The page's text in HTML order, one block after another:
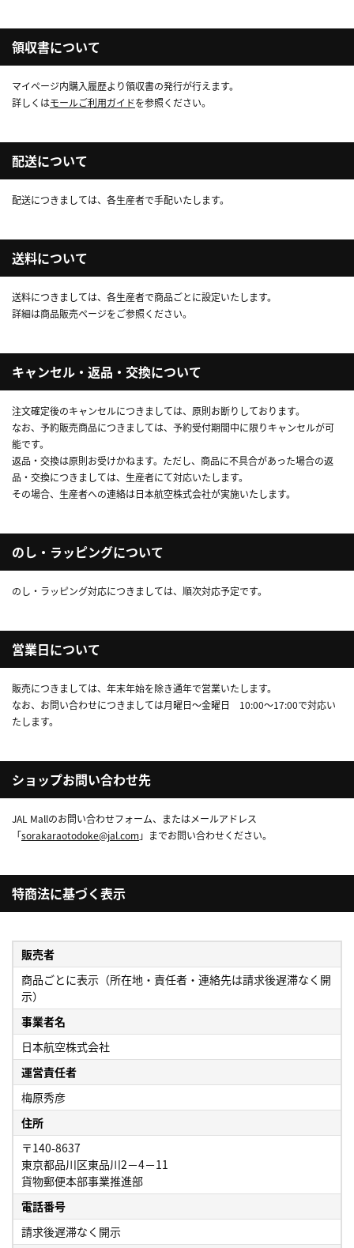
領収書について
マイページ内購入履歴より領収書の発行が行えます。
詳しくはモールご利用ガイドを参照ください。
配送について
配送につきましては、各生産者で手配いたします。
送料について
送料につきましては、各生産者で商品ごとに設定いたします。
詳細は商品販売ページをご参照ください。
キャンセル・返品・交換について
注文確定後のキャンセルにつきましては、原則お断りしております。
なお、予約販売商品につきましては、予約受付期間中に限りキャンセルが可
能です。
返品・交換は原則お受けかねます。ただし、商品に不具合があった場合の返
品・交換につきましては、生産者にて対応いたします。
その場合、生産者への連絡は日本航空株式会社が実施いたします。
のし・ラッピングについて
のし・ラッピング対応につきましては、順次対応予定です。
営業日について
販売につきましては、年末年始を除き通年で営業いたします。
なお、お問い合わせにつきましては月曜日～金曜日 10:00～17:00で対応い
たします。
ショップお問い合わせ先
JAL Mallのお問い合わせフォーム、またはメールアドレス
「sorakaraotodoke@jal.com 」までお問い合わせください。
特商法に基づく表示
販売者
商品ごとに表示（所在地・責任者・連絡先は請求後遅滞なく開
示）
事業者名
日本航空株式会社
運営責任者
梅原秀彦
住所
〒140-8637
東京都品川区東品川2－4－11
貨物郵便本部事業推進部
電話番号
請求後遅滞なく開示